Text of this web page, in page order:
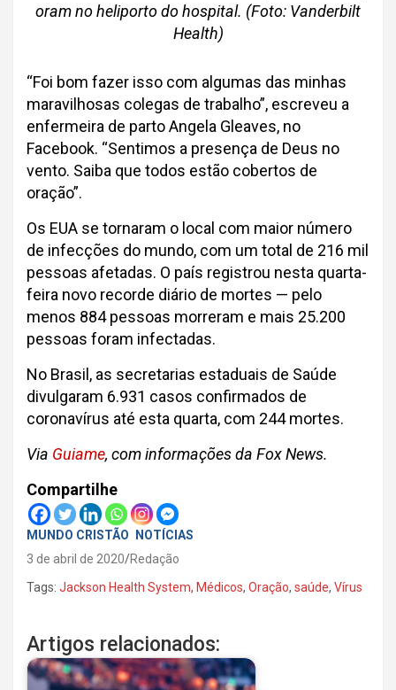
oram no heliporto do hospital. (Foto: Vanderbilt
Health)
“Foi bom fazer isso com algumas das minhas
maravilhosas colegas de trabalho”, escreveu a
enfermeira de parto Angela Gleaves, no
Facebook. “Sentimos a presença de Deus no
vento. Saiba que todos estão cobertos de
oração”.
Os EUA se tornaram o local com maior número
de infecções do mundo, com um total de 216 mil
pessoas afetadas. O país registrou nesta quarta-
feira novo recorde diário de mortes — pelo
menos 884 pessoas morreram e mais 25.200
pessoas foram infectadas.
No Brasil, as secretarias estaduais de Saúde
divulgaram 6.931 casos confirmados de
coronavírus até esta quarta, com 244 mortes.
Via Guiame, com informações da Fox News.
Compartilhe
MUNDO CRISTÃO
NOTÍCIAS
3 de abril de 2020 Redação
Tags: Jackson Health System, Médicos, Oração, saúde, Vírus
Artigos relacionados: